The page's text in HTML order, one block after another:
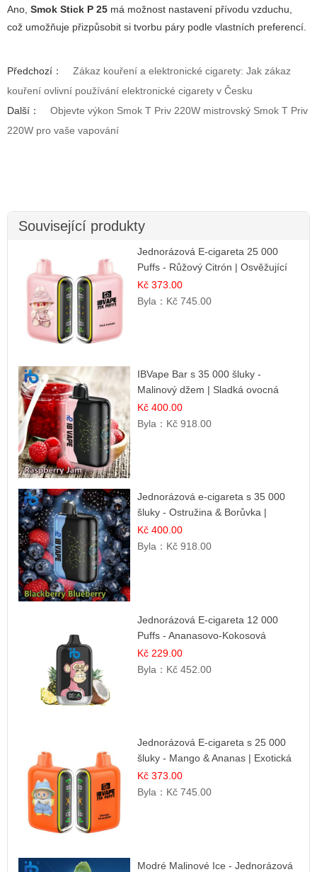
Ano, Smok Stick P 25 má možnost nastavení přívodu vzduchu,
což umožňuje přizpůsobit si tvorbu páry podle vlastních preferencí.
Předchozí：
Zákaz kouření a elektronické cigarety: Jak zákaz
kouření ovlivní používání elektronické cigarety v Česku
Další：
Objevte výkon Smok T Priv 220W mistrovský Smok T Priv
220W pro vaše vapování
Související produkty
Jednorázová E-cigareta 25 000
Puffs - Růžový Citrón | Osvěžující
citrusová příchuť
Kč 373.00
Byla： Kč 745.00
IBVape Bar s 35 000 šluky -
Malinový džem | Sladká ovocná
příchuť
Kč 400.00
Byla： Kč 918.00
Jednorázová e-cigareta s 35 000
šluky - Ostružina & Borůvka |
Intenzivní lesní směs
Kč 400.00
Byla： Kč 918.00
Jednorázová E-cigareta 12 000
Puffs - Ananasovo-Kokosová
Zmrzlina | Tropický dezert
Kč 229.00
Byla： Kč 452.00
Jednorázová E-cigareta s 25 000
šluky - Mango & Ananas | Exotická
ovocná směs
Kč 373.00
Byla： Kč 745.00
Modré Malinové Ice - Jednorázová